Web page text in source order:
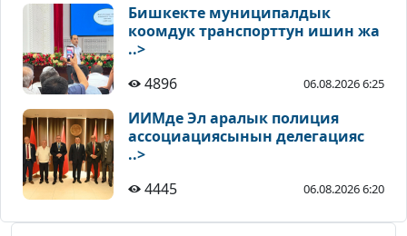
Бишкекте муниципалдык
коомдук транспорттун ишин жа
..>
4896
06.08.2026 6:25
ИИМде Эл аралык полиция
ассоциациясынын делегацияс
..>
4445
06.08.2026 6:20